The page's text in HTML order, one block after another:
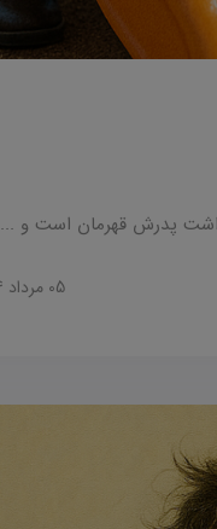
پدرش قهرمان است و ...
05 مرداد 1404